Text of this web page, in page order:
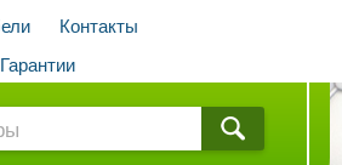
Контакты
Гарантии